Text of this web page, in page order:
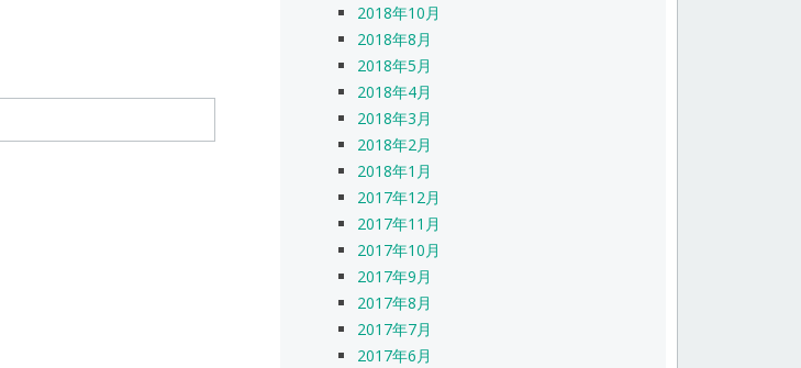
2018年10月
2018年8月
2018年5月
2018年4月
2018年3月
2018年2月
2018年1月
2017年12月
2017年11月
2017年10月
2017年9月
2017年8月
2017年7月
2017年6月